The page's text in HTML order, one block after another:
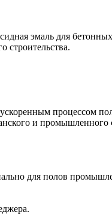
эмаль для
строительства.
процессом
и промышленного
для полов